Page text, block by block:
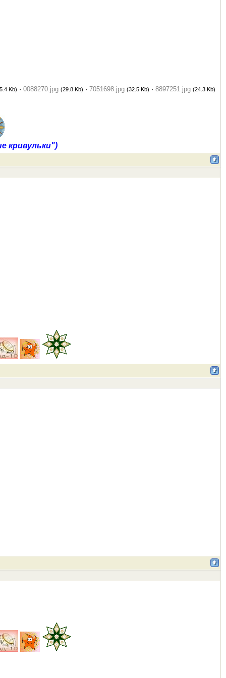
Kb) · 0088270.jpg (29.8 Kb) · 7051698.jpg (32.5 Kb) · 8897251.jpg (24.3 Kb)
кривульки")